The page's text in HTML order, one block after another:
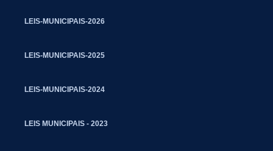
LEIS-MUNICIPAIS-2026
LEIS-MUNICIPAIS-2025
LEIS-MUNICIPAIS-2024
LEIS MUNICIPAIS - 2023